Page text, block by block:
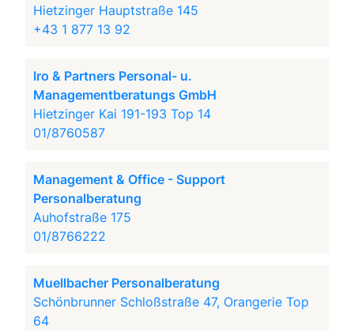
Hietzinger Hauptstraße 145
+43 1 877 13 92
Iro & Partners Personal- u.
Managementberatungs GmbH
Hietzinger Kai 191-193 Top 14
01/8760587
Management & Office - Support
Personalberatung
Auhofstraße 175
01/8766222
Muellbacher Personalberatung
Schönbrunner Schloßstraße 47, Orangerie Top
64